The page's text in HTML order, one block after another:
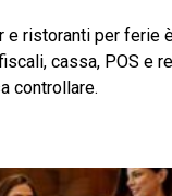
e ristoranti per ferie
cassa, POS e
controllare.